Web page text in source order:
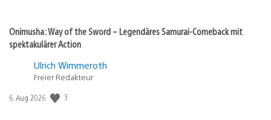
Onimusha: Way of the Sword – Legendäres Samurai-Comeback mit
spektakulärer Action
Ulrich Wimmeroth
Freier Redakteur
Veröffentlichungsdatum:
6. Aug 2026 3